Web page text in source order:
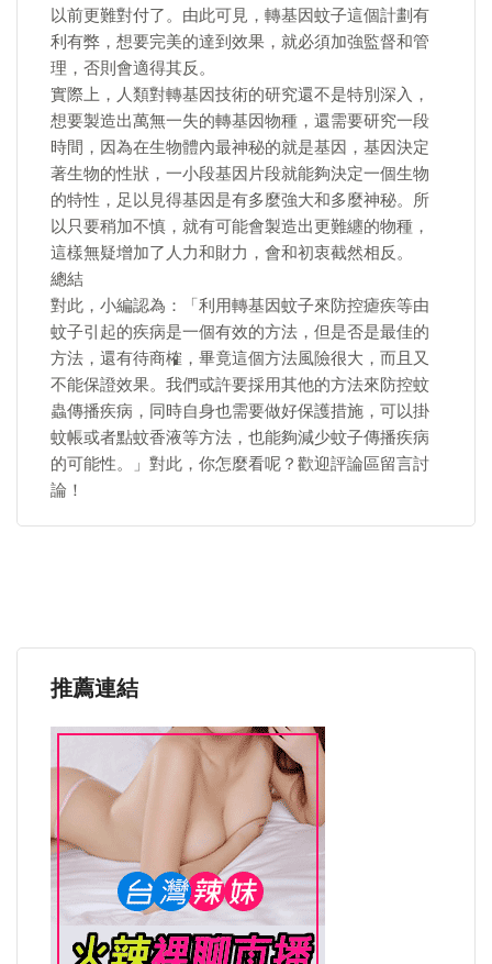
以前更難對付了。由此可見，轉基因蚊子這個計劃有
利有弊，想要完美的達到效果，就必須加強監督和管
理，否則會適得其反。
實際上，人類對轉基因技術的研究還不是特別深入，
想要製造出萬無一失的轉基因物種，還需要研究一段
時間，因為在生物體內最神秘的就是基因，基因決定
著生物的性狀，一小段基因片段就能夠決定一個生物
的特性，足以見得基因是有多麼強大和多麼神秘。所
以只要稍加不慎，就有可能會製造出更難纏的物種，
這樣無疑增加了人力和財力，會和初衷截然相反。
總結
對此，小編認為：「利用轉基因蚊子來防控瘧疾等由
蚊子引起的疾病是一個有效的方法，但是否是最佳的
方法，還有待商榷，畢竟這個方法風險很大，而且又
不能保證效果。我們或許要採用其他的方法來防控蚊
蟲傳播疾病，同時自身也需要做好保護措施，可以掛
蚊帳或者點蚊香液等方法，也能夠減少蚊子傳播疾病
的可能性。」對此，你怎麼看呢？歡迎評論區留言討
論！
推薦連結